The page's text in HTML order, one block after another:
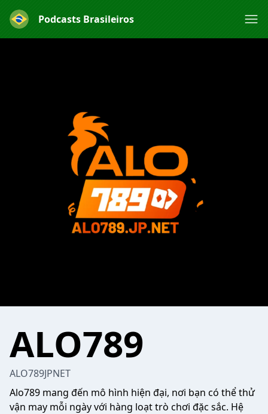
Podcasts Brasileiros
ALO789
ALO789JPNET
Alo789 mang đến mô hình hiện đại, nơi bạn có thể thử
vận may mỗi ngày với hàng loạt trò chơi đặc sắc. Hệ